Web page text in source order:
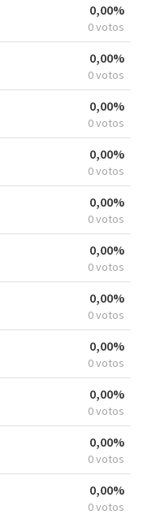
0,00%
0 votos
0,00%
0 votos
0,00%
0 votos
0,00%
0 votos
0,00%
0 votos
0,00%
0 votos
0,00%
0 votos
0,00%
0 votos
0,00%
0 votos
0,00%
0 votos
0,00%
0 votos